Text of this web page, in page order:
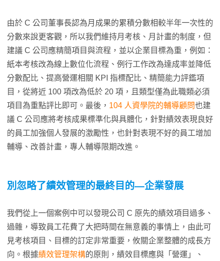
由於 C 公司董事長認為月成果的累積分數相較半年一次性的
分數來說更客觀，所以我們維持月考核、月計畫的制度，但
建議 C 公司應精簡項目與流程，並以企業目標為重，例如：
紙本考核改為線上數位化流程、例行工作改為達成率並降低
分數配比、提高營運相關 KPI 指標配比、精簡能力評鑑項
目，從將近 100 項改為低於 20 項，且類型僅為此職類必須
項目為重點評比即可。最後， 104 人資學院的輔導顧問也建
議 C 公司應將考核成果標準化與具體化，針對績效表現良好
的員工加強個人發展的激勵性，也針對表現不好的員工增加
輔導、改善計畫，專人輔導限期改進。
別忽略了績效管理的最終目的—企業發展
我們從上一個案例中可以發現公司 C 原先的績效項目過多、
過雜，導致員工花費了大把時間在無意義的事情上，由此可
見考核項目、目標的訂定非常重要，攸關企業整體的成長方
向。根據績效管理架構的原則，績效目標應與「營運」、